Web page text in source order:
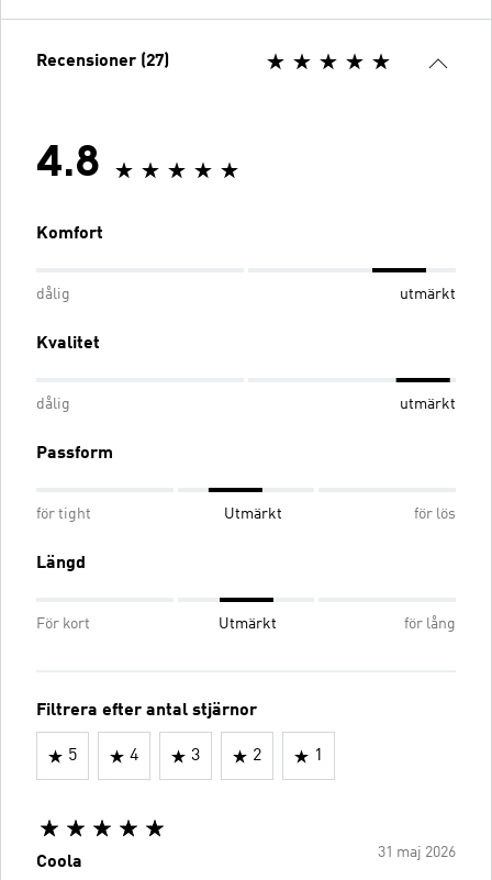
Recensioner (27)
4.8
Komfort
dålig utmärkt
Kvalitet
dålig utmärkt
Passform
för tight Utmärkt för lös
Längd
För kort Utmärkt för lång
Filtrera efter antal stjärnor
5 4 3 2 1
31 maj 2026
Coola